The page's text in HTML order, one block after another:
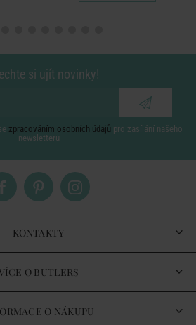
si ujít novinky!
zpracováním osobních údajů pro zasílání našeho
newsletteru
KONTAKTY
O BUTLERS
O NÁKUPU